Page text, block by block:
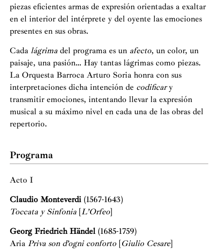
piezas eficientes armas de expresión orientadas a exaltar
en el interior del intérprete y del oyente las emociones
presentes en sus obras.
Cada lágrima del programa es un afecto, un color, un
paisaje, una pasión… Hay tantas lágrimas como piezas.
La Orquesta Barroca Arturo Soria honra con sus
interpretaciones dicha intención de codificary
transmitir emociones, intentando llevar la expresión
musical a su máximo nivel en cada una de las obras del
repertorio.
Programa
Acto I
Claudio Monteverdi (1567-1643)
Toccata y Sinfonia [L’Orfeo]
Georg Friedrich Händel (1685-1759)
Aria Priva son d’ogni conforto [Giulio Cesare]